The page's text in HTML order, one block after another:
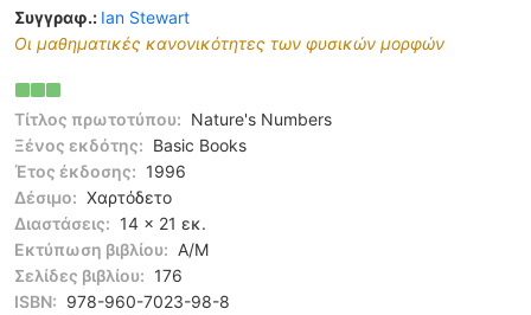
Συγγραφ.: Ian Stewart
Οι μαθηματικές κανονικότητες των φυσικών μορφών
Τίτλος πρωτοτύπου: Nature's Numbers
Ξένος εκδότης: Basic Books
Έτος έκδοσης: 1996
Δέσιμο: Χαρτόδετο
Διαστάσεις: 14 x 21 εκ.
Εκτύπωση βιβλίου: Α/Μ
Σελίδες βιβλίου: 176
ISBN: 978-960-7023-98-8